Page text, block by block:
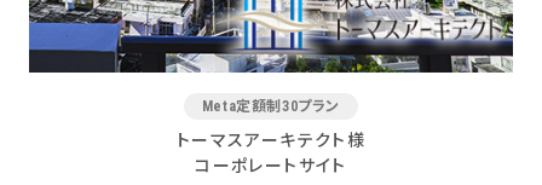
Meta定額制30プラン
トーマスアーキテクト様
コーポレートサイト